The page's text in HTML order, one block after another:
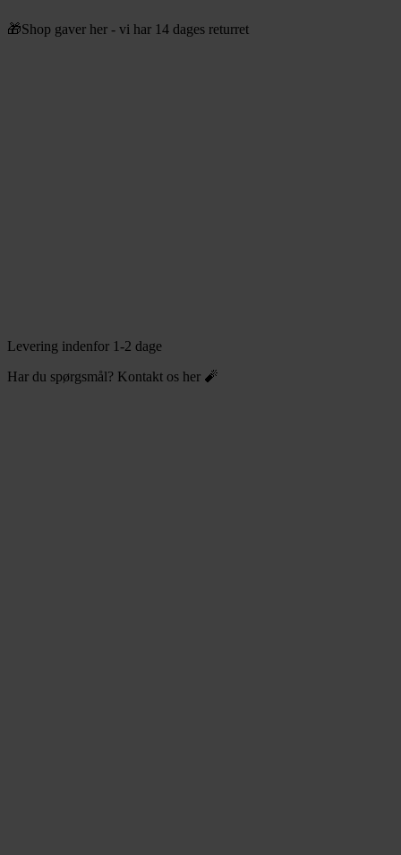
til
🎁Shop gaver her - vi har 14 dages returret
Levering indenfor 1-2 dage
Har du spørgsmål? Kontakt os her 🧨